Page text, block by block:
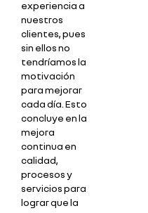
experiencia a
nuestros
clientes, pues
sin ellos no
tendríamos la
motivación
para mejorar
cada día. Esto
concluye en la
mejora
continua en
calidad,
procesos y
servicios para
lograr que la